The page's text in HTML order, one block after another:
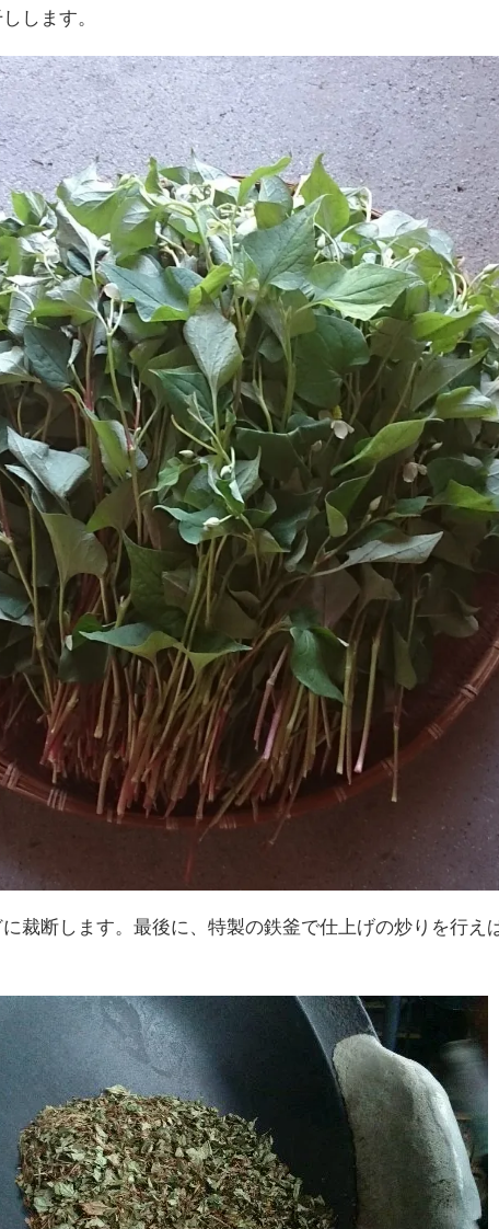
します。
裁断します。最後に、特製の鉄釜で仕上げの炒りを行え